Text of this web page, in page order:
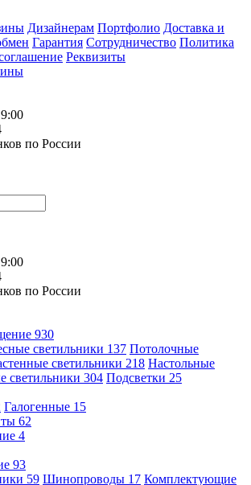
Дизайнерам Портфолио Доставка и
Гарантия Сотрудничество Политика
Реквизиты
по России
по России
930
светильники 137 Потолочные
светильники 218 Настольные
светильники 304 Подсветки 25
Галогенные 15
62
4
93
59 Шинопроводы 17 Комплектующие